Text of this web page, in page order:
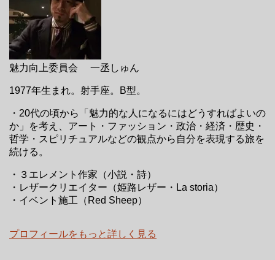
魅力向上委員会 一丞しゅん
1977年生まれ。射手座。B型。
・20代の頃から「魅力的な人になるにはどうすればよいの
か」を考え、アート・ファッション・政治・経済・歴史・
哲学・スピリチュアルなどの観点から自分を表現する旅を
続ける。
・３エレメント作家（小説・詩）
・レザークリエイター（姫路レザー・La storia）
・イベント施工（Red Sheep）
プロフィールをもっと詳しく見る